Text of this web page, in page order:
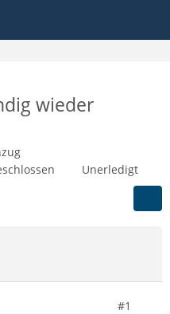
wieder
Unerledigt
#1